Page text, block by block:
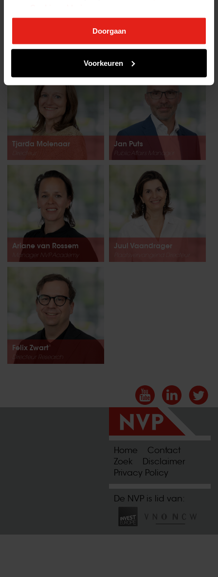
Doorgaan
Voorkeuren
Henny Korteman
Mashid Mojabi
Policy Lead Tax, Legal &
Tjarda Molenaar
Directeur
Jan Puts
Public Affairs Manager
Ariane van Rossem
Manager NVP Academy
Juul Vaandrager
Felix Zwart
Directeur Research
Home
Contact
Zoek
Disclaimer
Privacy Policy
De NVP is lid van: